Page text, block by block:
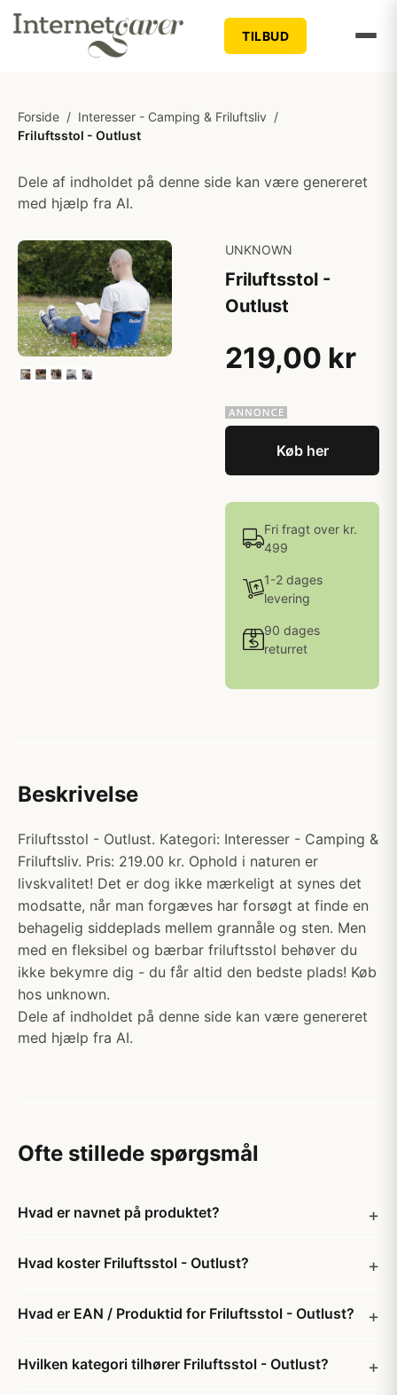
TILBUD
Forside / Interesser - Camping & Friluftsliv /
Friluftsstol - Outlust
Dele af indholdet på denne side kan være genereret
med hjælp fra AI.
UNKNOWN
Friluftsstol -
Outlust
219,00 kr
Køb her
Fri fragt over kr.
499
1-2 dages
levering
90 dages
returret
Beskrivelse
Friluftsstol - Outlust. Kategori: Interesser - Camping &
Friluftsliv. Pris: 219.00 kr. Ophold i naturen er
livskvalitet! Det er dog ikke mærkeligt at synes det
modsatte, når man forgæves har forsøgt at finde en
behagelig siddeplads mellem grannåle og sten. Men
med en fleksibel og bærbar friluftsstol behøver du
ikke bekymre dig - du får altid den bedste plads! Køb
hos unknown.
Dele af indholdet på denne side kan være genereret
med hjælp fra AI.
Ofte stillede spørgsmål
Hvad er navnet på produktet?
Hvad koster Friluftsstol - Outlust?
Hvad er EAN / Produktid for Friluftsstol - Outlust?
Hvilken kategori tilhører Friluftsstol - Outlust?